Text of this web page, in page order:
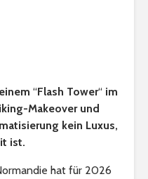
“Flash Tower“ im
Makeover und
kein Luxus,
ist.
hat für 2026